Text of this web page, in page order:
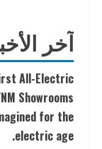
آخر
All-Electric
Showrooms
for the
electric age.